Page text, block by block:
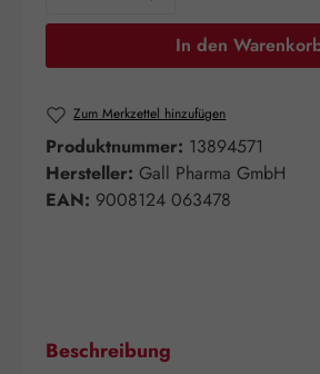
In den
Zum Merkzettel hinzufügen
Produktnummer: 13894571
Hersteller: Gall Pharma GmbH
EAN: 9008124 063478
Beschreibung